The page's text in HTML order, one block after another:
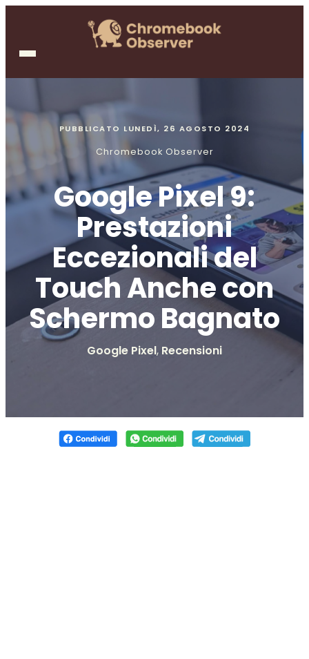
PUBBLICATO LUNEDÌ, 26 AGOSTO 2024
Chromebook Observer
Google Pixel 9:
Prestazioni
Eccezionali del
Touch Anche con
Schermo Bagnato
Google Pixel, Recensioni